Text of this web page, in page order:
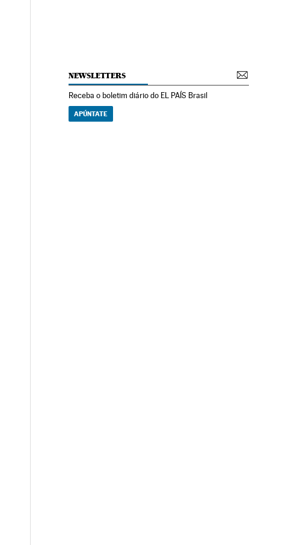
NEWSLETTERS
Receba o boletim diário do EL PAÍS Brasil
APÚNTATE